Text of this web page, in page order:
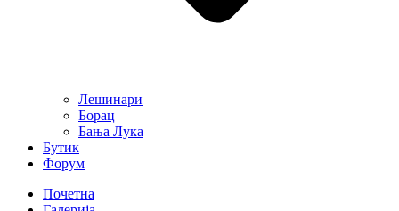
Лешинари
Борац
Бања Лука
Бутик
Форум
Почетна